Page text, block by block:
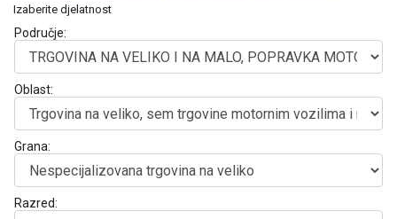
Izaberite djelatnost
Područje:
Oblast:
Grana:
Razred: